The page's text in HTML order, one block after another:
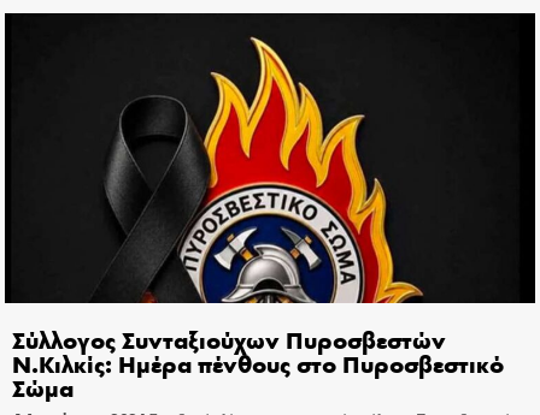
Σύλλογος Συνταξιούχων Πυροσβεστών
Ν.Κιλκίς: Ημέρα πένθους στο Πυροσβεστικό
Σώμα